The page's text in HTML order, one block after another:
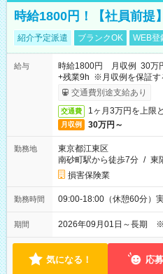
時給1800円！【社員前提
紹介予定派遣 ブランクOK WEB登
給与
時給1800円 月収例 30万
+残業9h ※月収例を保証す
交通費別途支給あり
交通費 1ヶ月3万円を上限
月収例 30万円～
勤務地
東京都江東区
南砂町駅から徒歩7分 / 東
損害保険業
勤務時間 09:00-18:00（休憩60分）
期間 2026年09月01日～長期
気になる！ 応